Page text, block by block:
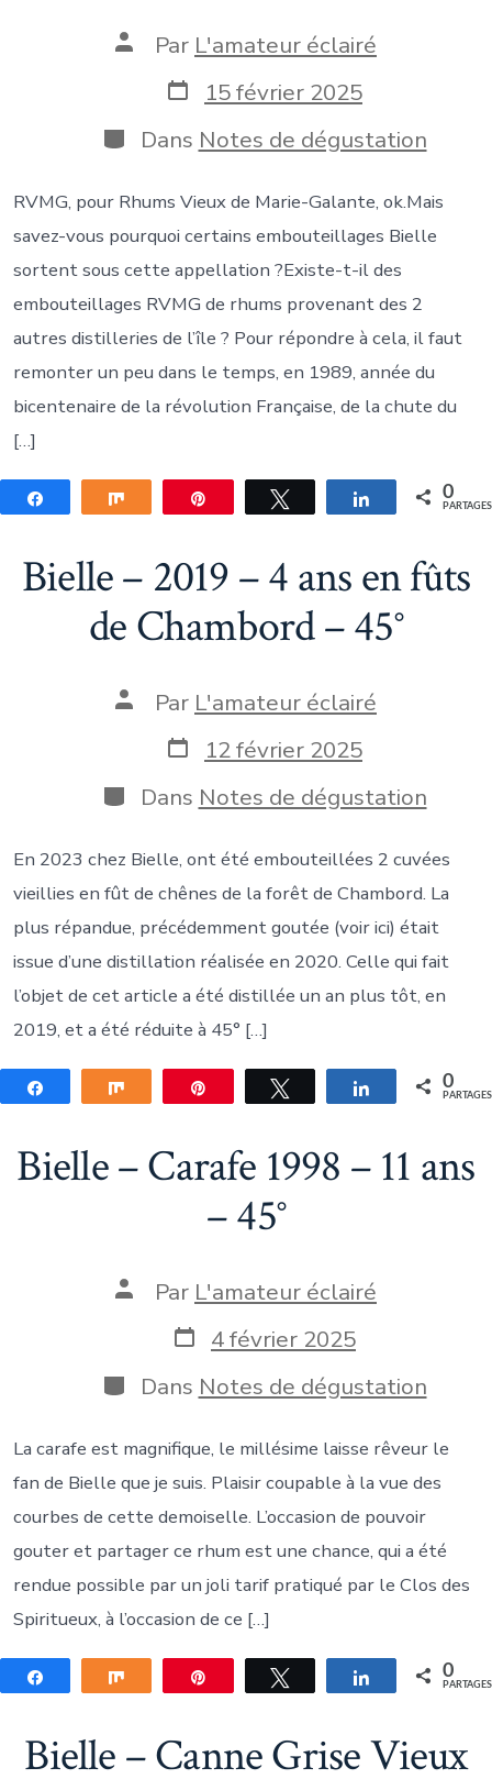
Auteur
publication
Par L'amateur éclairé
Date
de
publication
15 février 2025
Catégories
Dans Notes de dégustation
RVMG, pour Rhums Vieux de Marie-Galante, ok.Mais
savez-vous pourquoi certains embouteillages Bielle
sortent sous cette appellation ?Existe-t-il des
embouteillages RVMG de rhums provenant des 2
autres distilleries de l’île ? Pour répondre à cela, il faut
remonter un peu dans le temps, en 1989, année du
bicentenaire de la révolution Française, de la chute du
[…]
Partagez Partagez Tweetez Partagez 0
PARTAGES
Bielle – 2019 – 4 ans en fûts
de Chambord – 45°
Auteur
publication
Par L'amateur éclairé
Date
de
publication
12 février 2025
Catégories
Dans Notes de dégustation
En 2023 chez Bielle, ont été embouteillées 2 cuvées
vieillies en fût de chênes de la forêt de Chambord. La
plus répandue, précédemment goutée (voir ici) était
issue d’une distillation réalisée en 2020. Celle qui fait
l’objet de cet article a été distillée un an plus tôt, en
2019, et a été réduite à 45° […]
Partagez Partagez Tweetez Partagez 0
PARTAGES
Bielle – Carafe 1998 – 11 ans
– 45°
Auteur
publication
Par L'amateur éclairé
Date
de
publication
4 février 2025
Catégories
Dans Notes de dégustation
La carafe est magnifique, le millésime laisse rêveur le
fan de Bielle que je suis. Plaisir coupable à la vue des
courbes de cette demoiselle. L’occasion de pouvoir
gouter et partager ce rhum est une chance, qui a été
rendue possible par un joli tarif pratiqué par le Clos des
Spiritueux, à l’occasion de ce […]
Partagez Partagez Tweetez Partagez 0
PARTAGES
Bielle – Canne Grise Vieux